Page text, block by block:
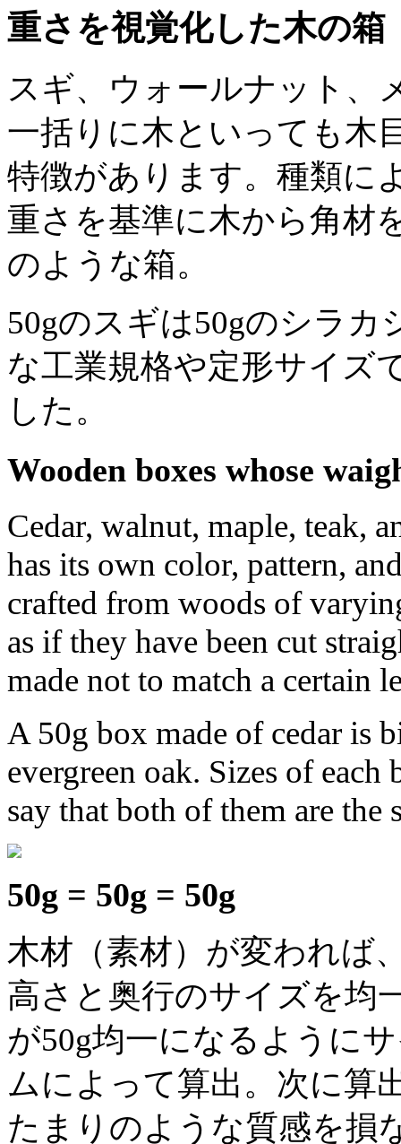
重さを視覚化した木の箱
スギ、ウォールナット、
一括りに木といっても木
特徴があります。種類に
重さを基準に木から角材
のような箱。
50gのスギは50gのシラ
な工業規格や定形サイズ
した。
Wooden boxes whose
Cedar, walnut, maple, teak,
has its own color, pattern,
crafted from woods of
as if they have been cut
made not to match a certain
A 50g box made of cedar is
evergreen oak. Sizes of
say that both of them are the
50g = 50g = 50g
木材（素材）が変われば
高さと奥行のサイズを均
が50g均一になるように
ムによって算出。次に算
たまりのような質感を損